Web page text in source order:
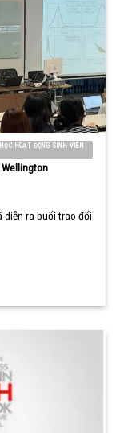
HOẠT ĐỘNG SINH VIÊN
Wellington
diễn ra buổi trao đổi